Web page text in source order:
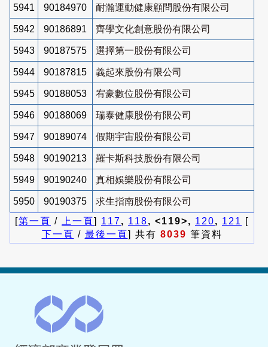
5941 90184970 耐瀚運動健康顧問股份有限公司
5942 90186891 齊學文化創意股份有限公司
5943 90187575 選擇第一股份有限公司
5944 90187815 義起來股份有限公司
5945 90188053 宥豪數位股份有限公司
5946 90188069 瑞泰健康股份有限公司
5947 90189074 假期宇宙股份有限公司
5948 90190213 羅卡斯科技股份有限公司
5949 90190240 真相娛樂股份有限公司
5950 90190375
求生指南股份有限公司
[第一頁 / 上一頁] 117, 118, <119>, 120, 121
[
下一頁 / 最後一頁] 共有 8039 筆資料